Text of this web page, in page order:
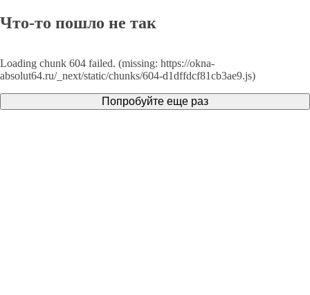
Что-то пошло не так
Loading chunk 604 failed. (missing: https://okna-
absolut64.ru/_next/static/chunks/604-d1dffdcf81cb3ae9.js)
Попробуйте еще раз